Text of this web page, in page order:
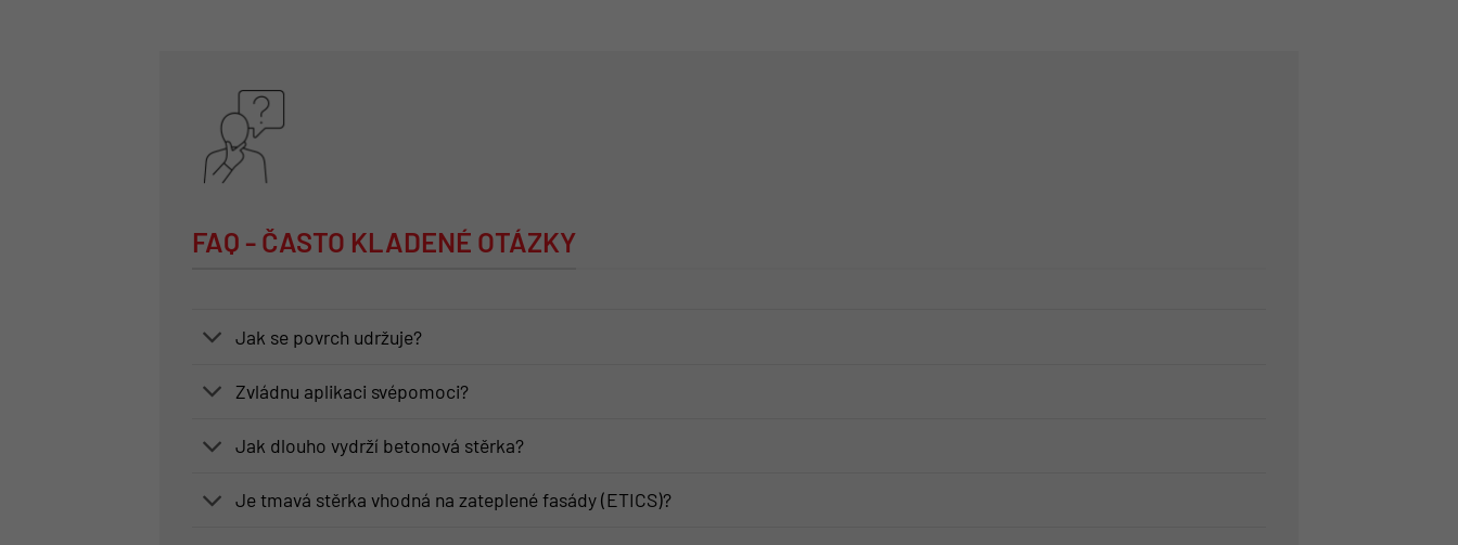
FAQ - ČASTO KLADENÉ OTÁZKY
Jak se povrch udržuje?
Zvládnu aplikaci svépomoci?
Jak dlouho vydrží betonová stěrka?
Je tmavá stěrka vhodná na zateplené fasády (ETICS)?